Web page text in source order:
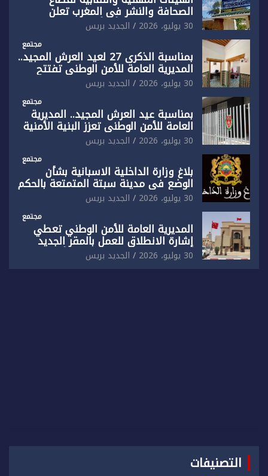
الصحافة والنشر في المغرب تعلن
رفضها القاطع لـ”أي أجندة انتخابية
مُعدة على مقاس سياسي ومصلحي
ضيق”
30 يوليو، 2026 الجديد بريس
مجتمع
بمناسبة الذكرى 27 لعيد العرش المجيد..
المديرية العامة للأمن الوطني تفتتح
المقر الجديد لفرقة الشرطة السياحية
بفاس
30 يوليو، 2026 الجديد بريس
مجتمع
بمناسبة عيد العرش المجيد.. المديرية
العامة للأمن الوطني تعزز البنية الأمنية
بالناظور بإحداث فرقتين جديدتين
30 يوليو، 2026 الجديد بريس
مجتمع
بلاغ وزارة الداخلية الاسبانية بشأن
الوضع في مدينة سبتة المتمتعة بالحكم
الذاتي
30 يوليو، 2026 الجديد بريس
مجتمع
المديرية العامة للأمن الوطني تعطي
إشارة الانطلاق للعمل بالمقر الجديد
للدائرة الثالثة للشرطة بولاية أمن العيون
30 يوليو، 2026 الجديد بريس
التصنيفات